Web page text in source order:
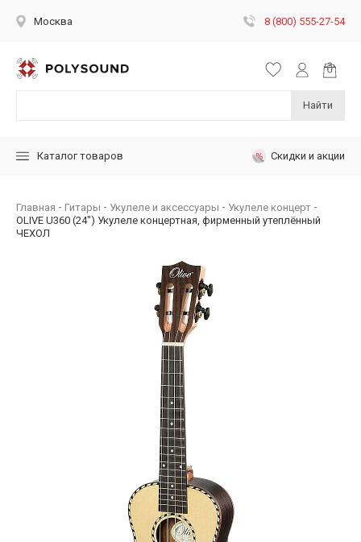
Москва 8 (800) 555-27-54
Найти
Каталог товаров Скидки и акции
Главная Гитары Укулеле и аксессуары
Укулеле концерт
OLIVE U360 (24") Укулеле концертная, фирменный утеплённый
ЧЕХОЛ